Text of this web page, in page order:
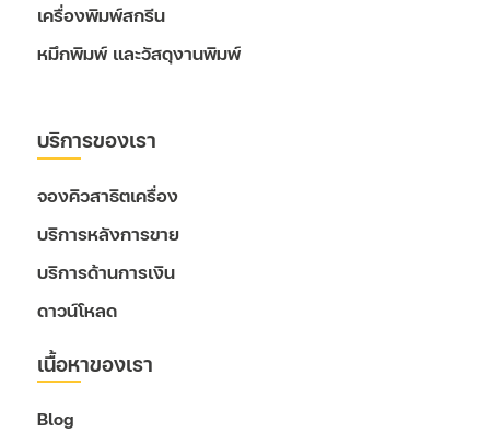
เครื่องพิมพ์สกรีน
หมึกพิมพ์ และวัสดุงานพิมพ์
บริการของเรา
จองคิวสาธิตเครื่อง
บริการหลังการขาย
บริการด้านการเงิน
ดาวน์โหลด
เนื้อหาของเรา
Blog